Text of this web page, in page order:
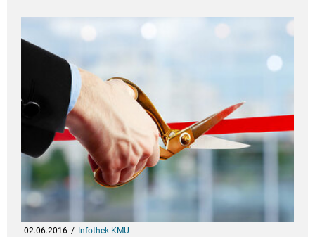
02.06.2016 Infothek KMU